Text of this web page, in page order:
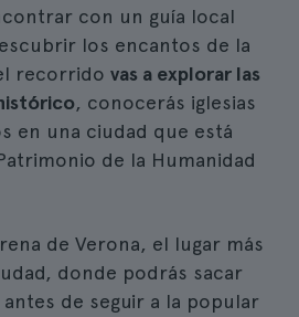
con un guía local
los encantos de la
recorrido vas a explorar las
, conocerás iglesias
en una ciudad que está
de la Humanidad
de Verona, el lugar más
donde podrás sacar
de seguir a la popular